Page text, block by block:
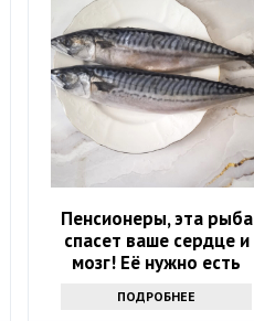
Пенсионеры, эта рыба
спасет ваше сердце и
мозг! Её нужно есть
ПОДРОБНЕЕ